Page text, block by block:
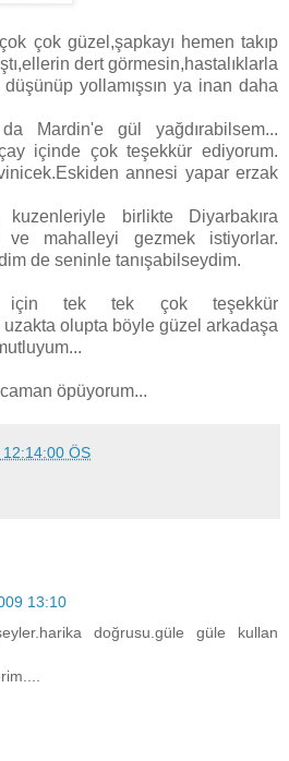
çok güzel,şapkayı hemen takıp
dert görmesin,hastalıklarla
düşünüp yollamışsın ya inan daha
Mardin'e gül yağdırabilsem...
içinde çok teşekkür ediyorum.
annesi yapar erzak
kuzenleriyle birlikte Diyarbakıra
ve mahalleyi gezmek istiyorlar.
de seninle tanışabilseydim.
için tek tek çok teşekkür
olupta böyle güzel arkadaşa
öpüyorum...
ÖS
13:10
doğrusu.güle güle kullan